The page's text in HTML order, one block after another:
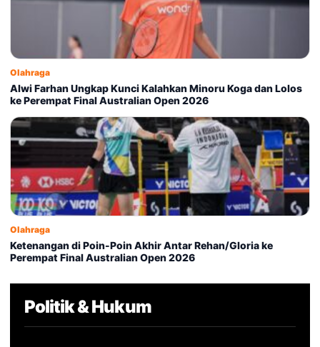
Olahraga
Alwi Farhan Ungkap Kunci Kalahkan Minoru Koga dan Lolos
ke Perempat Final Australian Open 2026
Olahraga
Ketenangan di Poin-Poin Akhir Antar Rehan/Gloria ke
Perempat Final Australian Open 2026
Politik & Hukum